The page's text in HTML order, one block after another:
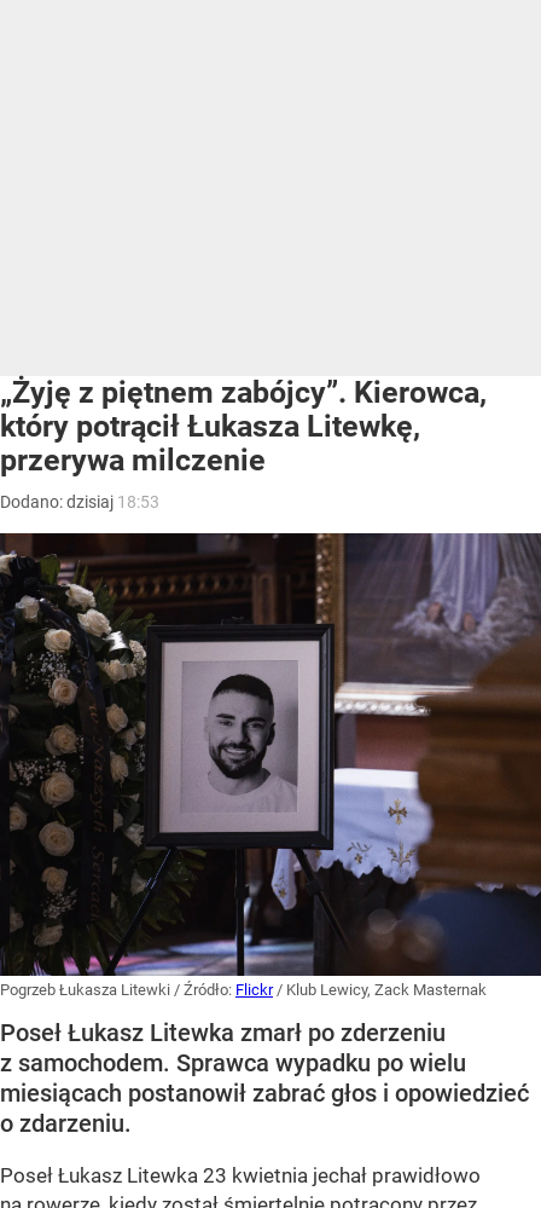
„Żyję z piętnem zabójcy”. Kierowca,
który potrącił Łukasza Litewkę,
przerywa milczenie
Dodano:dzisiaj 18:53
Pogrzeb Łukasza Litewki / Źródło: Flickr / Klub Lewicy, Zack Masternak
Poseł Łukasz Litewka zmarł po zderzeniu
z samochodem. Sprawca wypadku po wielu
miesiącach postanowił zabrać głos i opowiedzieć
o zdarzeniu.
Poseł Łukasz Litewka 23 kwietnia jechał prawidłowo